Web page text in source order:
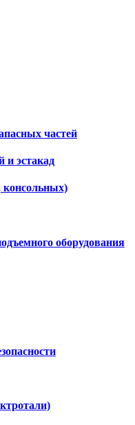
частей
и эстакад
консольных)
оборудования